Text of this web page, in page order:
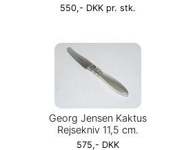
550,- DKK pr. stk.
Georg Jensen Kaktus
Rejsekniv 11,5 cm.
575,- DKK